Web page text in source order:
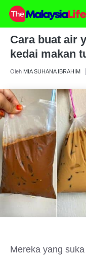
Skip
content
Cara buat air
kedai makan
Oleh MIA SUHANA IBRAHIM
Mereka yang